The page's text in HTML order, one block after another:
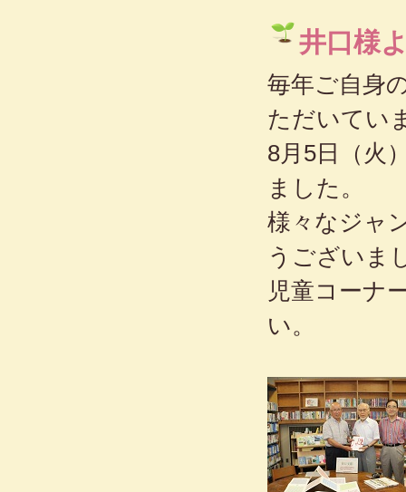
井口様
毎年ご自身
ただいてい
8月5日（火
ました。
様々なジャ
うございま
児童コーナ
い。